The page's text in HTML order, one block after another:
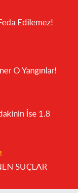
Edilemez!
O Yangınlar!
İse 1.8
SUÇLAR